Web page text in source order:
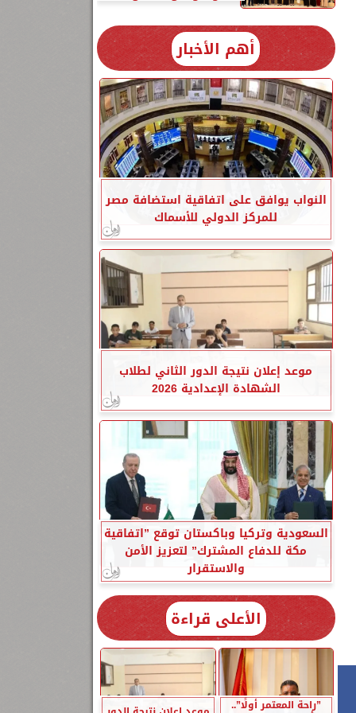
أهم الأخبار
النواب يوافق على اتفاقية استضافة مصر
للمركز الدولي للأسماك
موعد إعلان نتيجة الدور الثاني لطلاب
الشهادة الإعدادية 2026
السعودية وتركيا وباكستان توقع ”اتفاقية
مكة للدفاع المشترك” لتعزيز الأمن
والاستقرار
الأعلى قراءة
”راحة المعتمر أولًا”..